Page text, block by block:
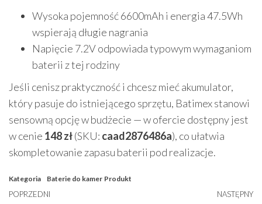
Wysoka pojemność 6600mAh i energia 47.5Wh
wspierają długie nagrania
Napięcie 7.2V odpowiada typowym wymaganiom
baterii z tej rodziny
Jeśli cenisz praktyczność i chcesz mieć akumulator,
który pasuje do istniejącego sprzętu, Batimex stanowi
sensowną opcję w budżecie — w ofercie dostępny jest
w cenie 148 zł(SKU: caad2876486a), co ułatwia
skompletowanie zapasu baterii pod realizacje.
Kategoria Baterie do kamer Produkt
Nawigacja
Poprzedni
POPRZEDNI NASTĘPNY